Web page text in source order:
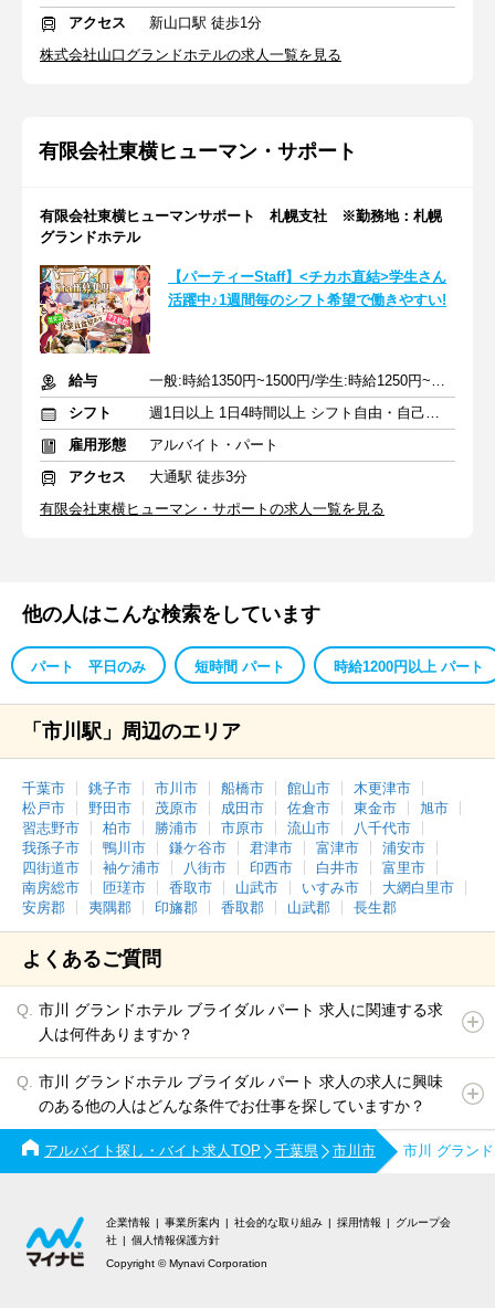
アクセス
新山口駅 徒歩1分
株式会社山口グランドホテルの求人一覧を見る
有限会社東横ヒューマン・サポート
有限会社東横ヒューマンサポート 札幌支社 ※勤務地：札幌
グランドホテル
【パーティーStaff】<チカホ直結>学生さん
活躍中♪1週間毎のシフト希望で働きやすい!
給与
一般:時給1350円~1500円/学生:時給1250円~1500円+交通費実費支給
シフト
週1日以上 1日4時間以上 シフト自由・自己申告
雇用形態
アルバイト・パート
アクセス
大通駅 徒歩3分
有限会社東横ヒューマン・サポートの求人一覧を見る
他の人はこんな検索をしています
パート 平日のみ 短時間 パート 時給1200円以上 パート
「市川駅」周辺のエリア
千葉市 銚子市 市川市 船橋市 館山市
木更津市
松戸市
野田市 茂原市 成田市 佐倉市 東金市
旭市
習志野市
柏市 勝浦市 市原市 流山市
八千代市
我孫子市
鴨川市 鎌ケ谷市 君津市 富津市
浦安市
四街道市
袖ケ浦市 八街市 印西市 白井市
富里市
南房総市
匝瑳市 香取市 山武市 いすみ市
大網白里市
安房郡
夷隅郡 印旛郡 香取郡 山武郡 長生郡
よくあるご質問
市川 グランドホテル ブライダル パート 求人に関連する求
人は何件ありますか？
市川 グランドホテル ブライダル パート 求人の求人に興味
のある他の人はどんな条件でお仕事を探していますか？
アルバイト探し・バイト求人TOP 千葉県 市川市 市川 グラン
企業情報 事業所案内 社会的な取り組み 採用情報
グループ会
社
個人情報保護方針
Copyright © Mynavi Corporation